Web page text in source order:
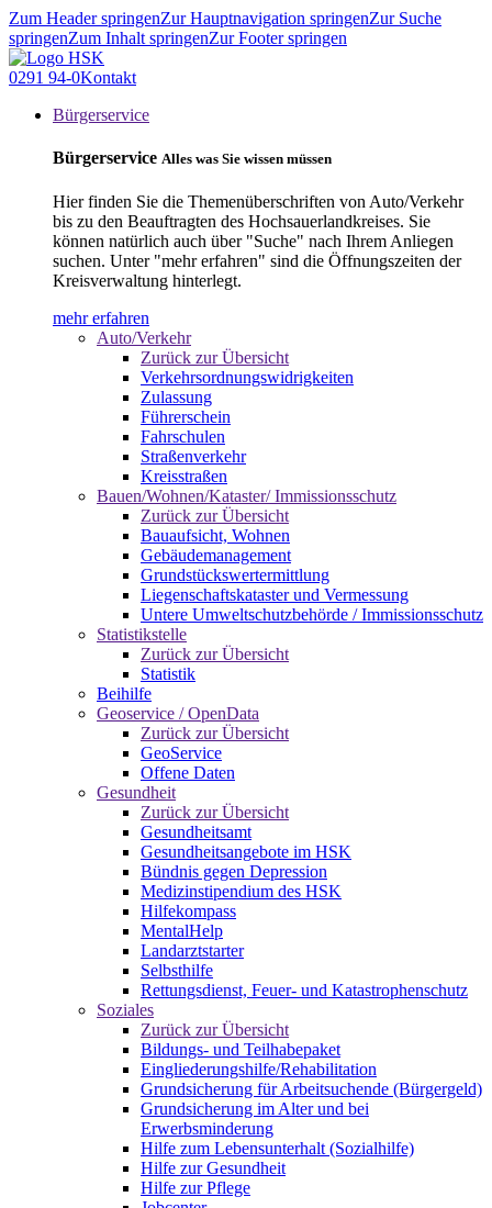
Zum Header springenZur Hauptnavigation springenZur Suche
springenZum Inhalt springenZur Footer springen
0291 94-0Kontakt
Bürgerservice
Bürgerservice Alles was Sie wissen müssen
Hier finden Sie die Themenüberschriften von Auto/Verkehr
bis zu den Beauftragten des Hochsauerlandkreises. Sie
können natürlich auch über "Suche" nach Ihrem Anliegen
suchen. Unter "mehr erfahren" sind die Öffnungszeiten der
Kreisverwaltung hinterlegt.
mehr erfahren
Auto/Verkehr
Zurück zur Übersicht
Verkehrsordnungswidrigkeiten
Zulassung
Führerschein
Fahrschulen
Straßenverkehr
Kreisstraßen
Bauen/Wohnen/Kataster/ Immissionsschutz
Zurück zur Übersicht
Bauaufsicht, Wohnen
Gebäudemanagement
Grundstückswertermittlung
Liegenschaftskataster und Vermessung
Untere Umweltschutzbehörde / Immissionsschutz
Statistikstelle
Zurück zur Übersicht
Statistik
Beihilfe
Geoservice / OpenData
Zurück zur Übersicht
GeoService
Offene Daten
Gesundheit
Zurück zur Übersicht
Gesundheitsamt
Gesundheitsangebote im HSK
Bündnis gegen Depression
Medizinstipendium des HSK
Hilfekompass
MentalHelp
Landarztstarter
Selbsthilfe
Rettungsdienst, Feuer- und Katastrophenschutz
Soziales
Zurück zur Übersicht
Bildungs- und Teilhabepaket
Eingliederungshilfe/Rehabilitation
Grundsicherung für Arbeitsuchende (Bürgergeld)
Grundsicherung im Alter und bei
Erwerbsminderung
Hilfe zum Lebensunterhalt (Sozialhilfe)
Hilfe zur Gesundheit
Hilfe zur Pflege